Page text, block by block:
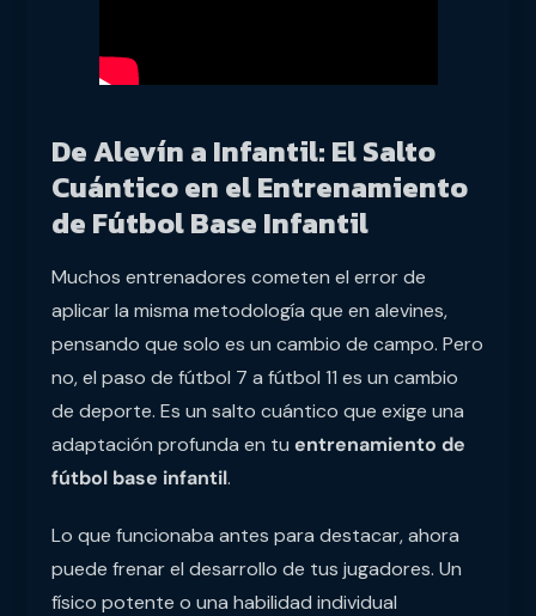
De Alevín a Infantil: El Salto
Cuántico en el Entrenamiento
de Fútbol Base Infantil
Muchos entrenadores cometen el error de
aplicar la misma metodología que en alevines,
pensando que solo es un cambio de campo. Pero
no, el paso de fútbol 7 a fútbol 11 es un cambio
de deporte. Es un salto cuántico que exige una
adaptación profunda en tu entrenamiento de
fútbol base infantil.
Lo que funcionaba antes para destacar, ahora
puede frenar el desarrollo de tus jugadores. Un
físico potente o una habilidad individual